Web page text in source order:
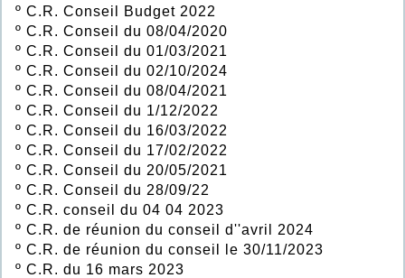
º C.R. Conseil Budget 2022
º C.R. Conseil du 08/04/2020
º C.R. Conseil du 01/03/2021
º C.R. Conseil du 02/10/2024
º C.R. Conseil du 08/04/2021
º C.R. Conseil du 1/12/2022
º C.R. Conseil du 16/03/2022
º C.R. Conseil du 17/02/2022
º C.R. Conseil du 20/05/2021
º C.R. Conseil du 28/09/22
º C.R. conseil du 04 04 2023
º C.R. de réunion du conseil d''avril 2024
º C.R. de réunion du conseil le 30/11/2023
º C.R. du 16 mars 2023